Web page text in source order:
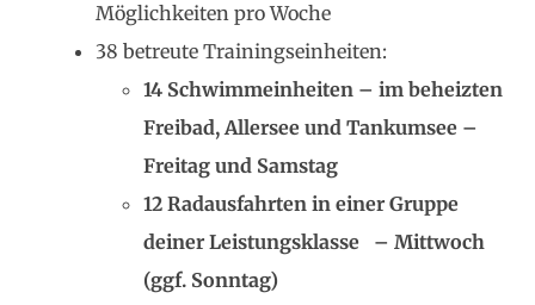
Möglichkeiten pro Woche
38 betreute Trainingseinheiten:
14 Schwimmeinheiten – im beheizten
Freibad, Allersee und Tankumsee –
Freitag und Samstag
12 Radausfahrten in einer Gruppe
deiner Leistungsklasse – Mittwoch
(ggf. Sonntag)